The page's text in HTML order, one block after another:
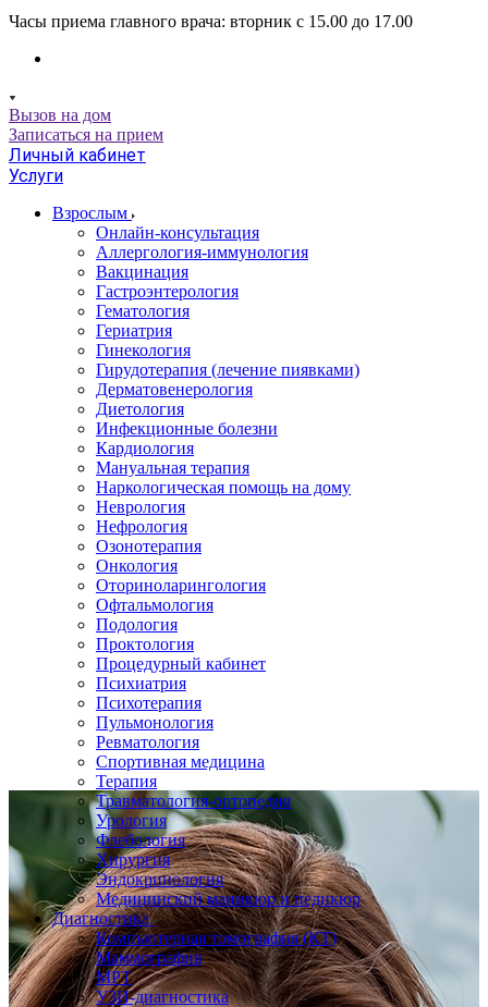
Часы приема главного врача: вторник с 15.00 до 17.00
Вызов на дом
Записаться на прием
Личный кабинет
Услуги
Взрослым
Онлайн-консультация
Аллергология-иммунология
Вакцинация
Гастроэнтерология
Гематология
Гериатрия
Гинекология
Гирудотерапия (лечение пиявками)
Дерматовенерология
Диетология
Инфекционные болезни
Кардиология
Мануальная терапия
Наркологическая помощь на дому
Неврология
Нефрология
Озонотерапия
Онкология
Оториноларингология
Офтальмология
Подология
Проктология
Процедурный кабинет
Психиатрия
Психотерапия
Пульмонология
Ревматология
Спортивная медицина
Терапия
Травматология-ортопедия
Урология
Флебология
Хирургия
Эндокринология
Медицинский маникюр и педикюр
Диагностика
Компьютерная томография (КТ)
Маммография
МРТ
УЗИ-диагностика